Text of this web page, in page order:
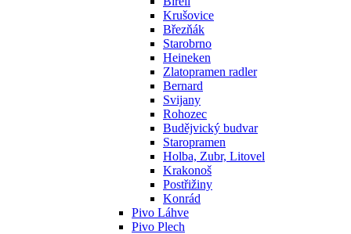
Krušovice
Březňák
Starobrno
Heineken
Zlatopramen radler
Bernard
Svijany
Rohozec
Budějvický budvar
Staropramen
Holba, Zubr, Litovel
Krakonoš
Postřižiny
Konrád
Pivo Láhve
Pivo Plech